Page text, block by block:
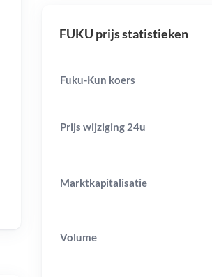
FUKU prijs statistieken
Fuku-Kun koers
Prijs wijziging 24u
Marktkapitalisatie
Volume